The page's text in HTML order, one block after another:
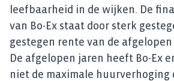
leefbaarheid in de wijken. De
van Bo-Ex staat door sterk
gestegen rente van de
De afgelopen jaren heeft Bo-Ex
niet de maximale huurverhoging